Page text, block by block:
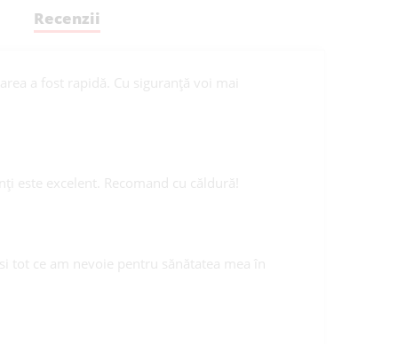
Recenzii
a fost rapidă. Cu siguranță voi mai
este excelent. Recomand cu căldură!
tot ce am nevoie pentru sănătatea mea în